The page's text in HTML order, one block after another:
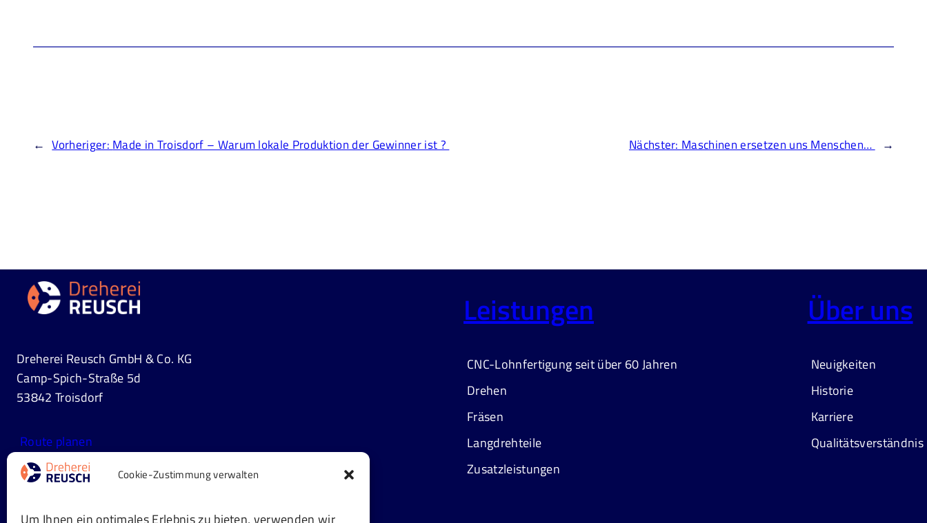
Cookie-Zustimmung verwalten
Um Ihnen ein optimales Erlebnis zu bieten, verwenden wir
← Vorheriger: Made in Troisdorf – Warum lokale Produktion der Gewinner ist ? Nächster: Maschinen ersetzen uns Menschen… →
Dreherei Reusch GmbH & Co. KG
Camp-Spich-Straße 5d
53842 Troisdorf
Route planen
Leistungen
CNC-Lohnfertigung seit über 60 Jahren
Drehen
Fräsen
Langdrehteile
Zusatzleistungen
Über uns
Neuigkeiten
Historie
Karriere
Qualitätsverständnis